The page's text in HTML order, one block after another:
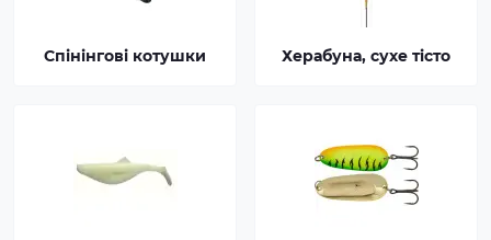
Спінінгові котушки Херабуна, сухе тісто